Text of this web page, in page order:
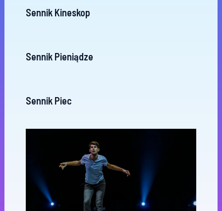
Sennik Kineskop
Sennik Pieniądze
Sennik Piec